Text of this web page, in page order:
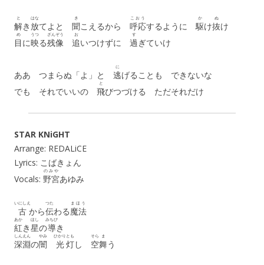
解
と
き 放
はな
てよと 聞
き
こえるから 呼応
こおう
するように駆
か
け抜
ぬ
け
目
め
に映
うつ
る残像
ざんぞう
追
お
いつけずに 過
す
ぎていけ
ああ つまらぬ「よ」と 逃
に
げることも できないな
でも それでいいの 飛
と
びつづける ただそれだけ
STAR KNiGHT
Arrange: REDALiCE
Lyrics: こばきょん
Vocals: 野宮
のみや
あゆみ
古
いにしえ
から伝
つた
わる魔法
まほう
紅
あか
き星
ほし
の導
みちび
き
深淵
しんえん
の闇
やみ
光
ひかり
灯
とも
し 空
そら
舞
ま
う